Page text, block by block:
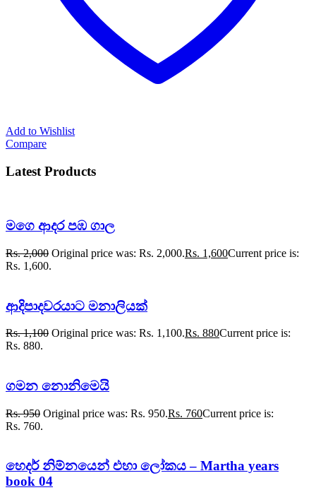
Add to Wishlist
Compare
Latest Products
මගෙ ආදර පඹ ගාල
Rs.2,000 Original price was: Rs. 2,000.Rs. 1,600Current price is:
Rs. 1,600.
ආදිපාදවරයාට මනාලියක්
Rs.1,100 Original price was: Rs. 1,100.Rs. 880Current price is:
Rs. 880.
ගමන නොනිමෙයි
Rs.950 Original price was: Rs. 950.Rs. 760Current price is:
Rs. 760.
හෙදර් නිම්නයෙන් එහා ලෝකය – Martha years
book 04